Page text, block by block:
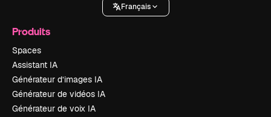
Français
Produits
Spaces
Assistant IA
Générateur d’images IA
Générateur de vidéos IA
Générateur de voix IA